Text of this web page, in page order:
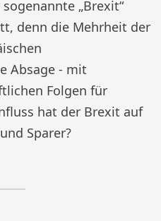
„Brexit“
denn die Mehrheit der
Absage - mit
Folgen für
hat der Brexit auf
Sparer?